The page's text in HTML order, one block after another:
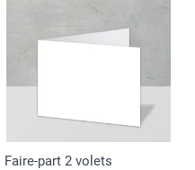
Faire-part 2 volets